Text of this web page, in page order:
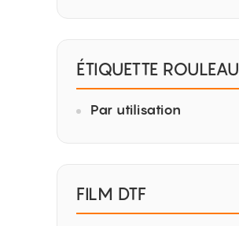
ÉTIQUETTE ROULEAU
Par utilisation
FILM DTF